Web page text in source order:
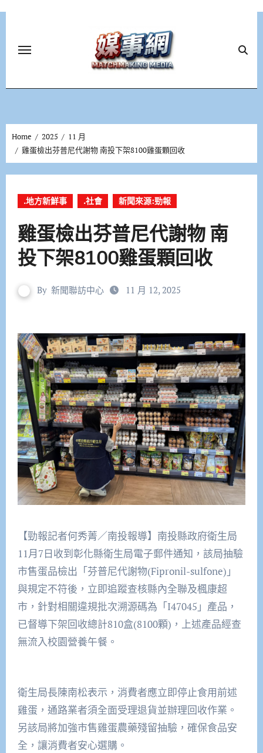
Home 2025
11 月
雞蛋檢出芬普尼代謝物 南投下架8100雞蛋顆回收
.地方新鮮事 .社會 新聞來源:勁報
雞蛋檢出芬普尼代謝物 南
投下架8100雞蛋顆回收
By 新聞聯訪中心 11 月 12, 2025
【勁報記者何秀菁／南投報導】南投縣政府衛生局
11月7日收到彰化縣衛生局電子郵件通知，該局抽驗
市售蛋品檢出「芬普尼代謝物(Fipronil-sulfone)」
與規定不符後，立即追蹤查核縣內全聯及楓康超
市，針對相關違規批次溯源碼為「I47045」產品，
已督導下架回收總計810盒(8100顆)，上述產品經查
無流入校園營養午餐。
衛生局長陳南松表示，消費者應立即停止食用前述
雞蛋，通路業者須全面受理退貨並辦理回收作業。
另該局將加強市售雞蛋農藥殘留抽驗，確保食品安
全，讓消費者安心選購。